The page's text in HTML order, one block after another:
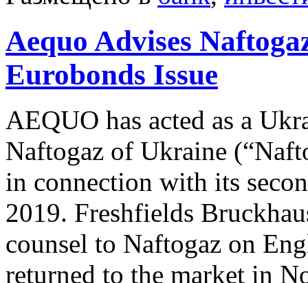
Aequo Advises
Eurobonds Issue
AEQUO has acted as a
Naftogaz of Ukraine
in connection with its
2019. Freshfields
counsel to Naftogaz on
returned to the market in